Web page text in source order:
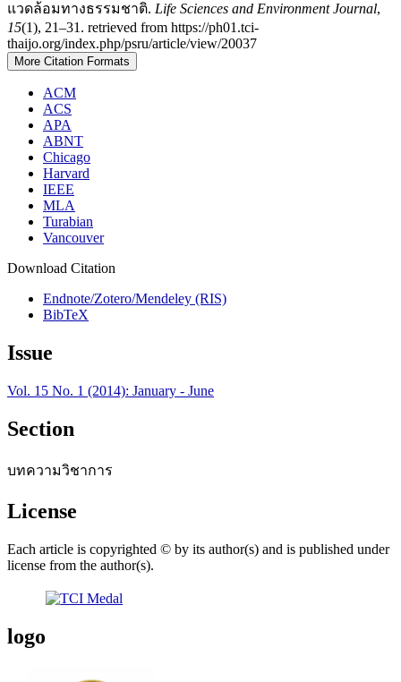
แวดล้อมทางธรรมชาติ. Life Sciences and Environment Journal,
15(1), 21–31. retrieved from https://ph01.tci-
thaijo.org/index.php/psru/article/view/20037
More Citation Formats
ACM
ACS
APA
ABNT
Chicago
Harvard
IEEE
MLA
Turabian
Vancouver
Download Citation
Endnote/Zotero/Mendeley (RIS)
BibTeX
Issue
Vol. 15 No. 1 (2014): January - June
Section
บทความวิชาการ
License
Each article is copyrighted © by its author(s) and is published under
license from the author(s).
logo